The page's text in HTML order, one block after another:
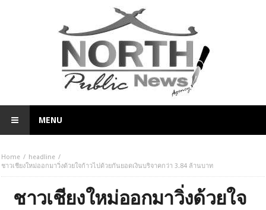
MENU
Home
headline
ชาวเชียงใหม่ออกมาวิ่งด้วยใจก้าวไปด้วยกันยอดเงินบริจาคกว่า 3.84 ล้านบาท
ชาวเชียงใหม่ออกมาวิ่งด้วยใจ